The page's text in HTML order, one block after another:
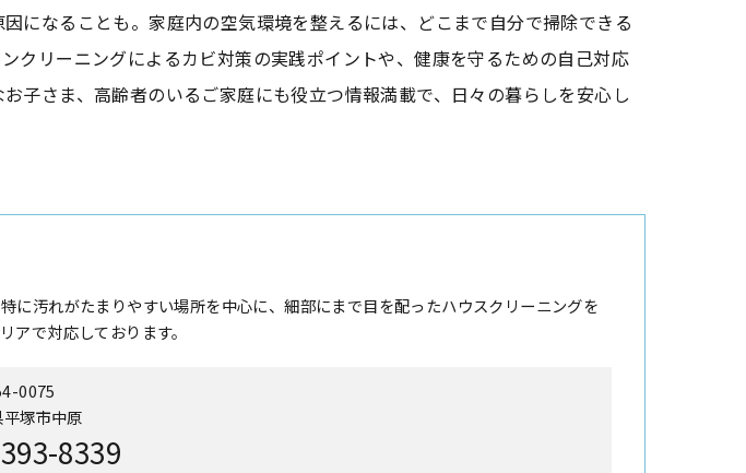
になることも。家庭内の空気環境を整えるには、どこまで自分で掃除できる
クリーニングによるカビ対策の実践ポイントや、健康を守るための自己対応
子さま、高齢者のいるご家庭にも役立つ情報満載で、日々の暮らしを安心し
に汚れがたまりやすい場所を中心に、細部にまで目を配ったハウスクリーニングを
アで対応しております。
0075
塚市中原
8339